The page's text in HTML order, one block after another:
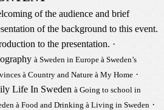
of the audience and brief
of the background to this event.
to the presentation. ·
à Sweden in Europe à Sweden’s
à Country and Nature à My Home ·
Life In Sweden à Going to school in
à Food and Drinking à Living in Sweden ·